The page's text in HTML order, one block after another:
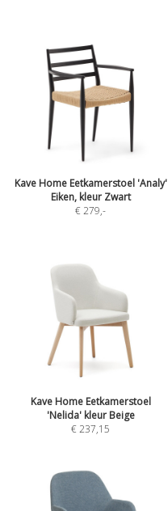
Kave Home Eetkamerstoel 'Analy'
Eiken, kleur Zwart
€ 279,-
Kave Home Eetkamerstoel
'Nelida' kleur Beige
€ 237,15